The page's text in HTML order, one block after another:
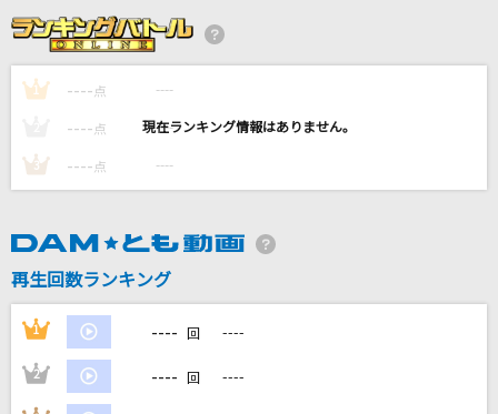
[生音]また逢う日まで
尾崎紀世彦
Ave Maria [アヴェ・マリア(シューベルト)]
Katherine Jenkins
髪
Remember
月見ヤチヨ(cv.早見沙織)
1 ---- 点 ----
---- 点 ----
3 ---- 点 ----
再生回数ランキング
1 ---- 回 ----
2 ---- 回 ----